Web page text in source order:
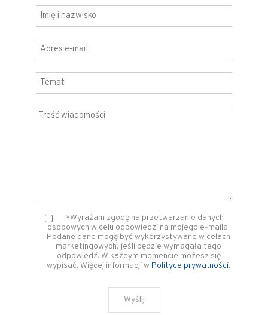
*Wyrażam zgodę na przetwarzanie danych
osobowych w celu odpowiedzi na mojego e-maila.
Podane dane mogą być wykorzystywane w celach
marketingowych, jeśli będzie wymagała tego
odpowiedź. W każdym momencie możesz się
wypisać. Więcej informacji w Polityce prywatności.